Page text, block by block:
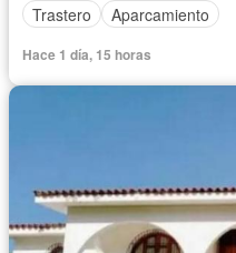
Trastero
Aparcamiento
Hace 1 día, 15 horas